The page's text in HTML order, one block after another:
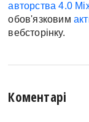
авторства 4.0
обов'язковим
вебсторінку.
Коментарі